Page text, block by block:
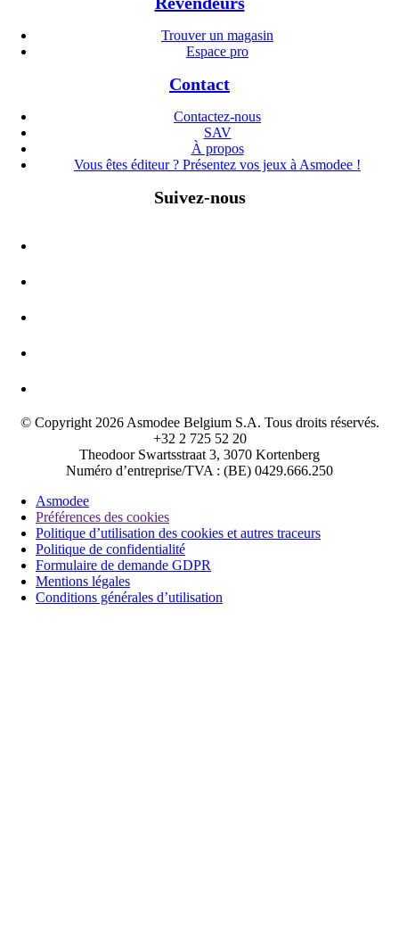
Trouver un magasin
Espace pro
Contact
Contactez-nous
SAV
À propos
Vous êtes éditeur ? Présentez vos jeux à Asmodee !
Suivez-nous
© Copyright 2026 Asmodee Belgium S.A. Tous droits réservés.
+32 2 725 52 20
Theodoor Swartsstraat 3, 3070 Kortenberg
Numéro d’entreprise/TVA : (BE) 0429.666.250
Asmodee
Préférences des cookies
Politique d’utilisation des cookies et autres traceurs
Politique de confidentialité
Formulaire de demande GDPR
Mentions légales
Conditions générales d’utilisation